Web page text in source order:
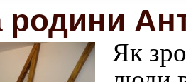
родини
Як